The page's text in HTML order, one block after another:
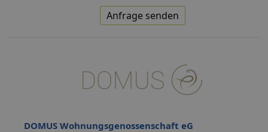
Anfrage senden
DOMUS Wohnungsgenossenschaft eG